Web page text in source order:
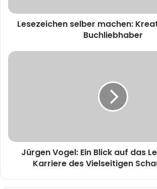
Lesezeichen selber machen:
Buchliebhaber
Jürgen Vogel: Ein Blick auf das
Karriere des Vielseitigen